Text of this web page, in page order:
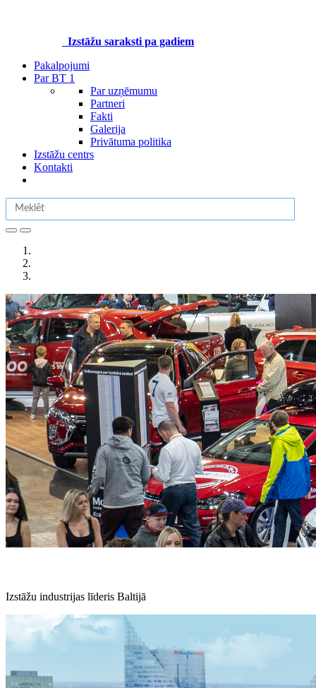
Izstāžu saraksti pa gadiem
Pakalpojumi
Par BT 1
Par uzņēmumu
Partneri
Fakti
Galerija
Privātuma politika
Izstāžu centrs
Kontakti
Izstāžu industrijas līderis Baltijā